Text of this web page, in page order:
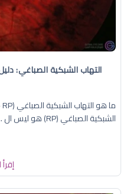
التهاب الشبكية الصباغي:
الشبكية الصباغي (RP) هو ليس ال ...